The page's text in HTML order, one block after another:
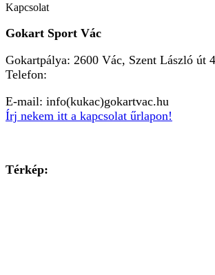
Kapcsolat
Gokart Sport Vác
Gokartpálya: 2600 Vác, Szent László út
Telefon:
E-mail: info(kukac)gokartvac.hu
Írj nekem itt a kapcsolat űrlapon!
Térkép: